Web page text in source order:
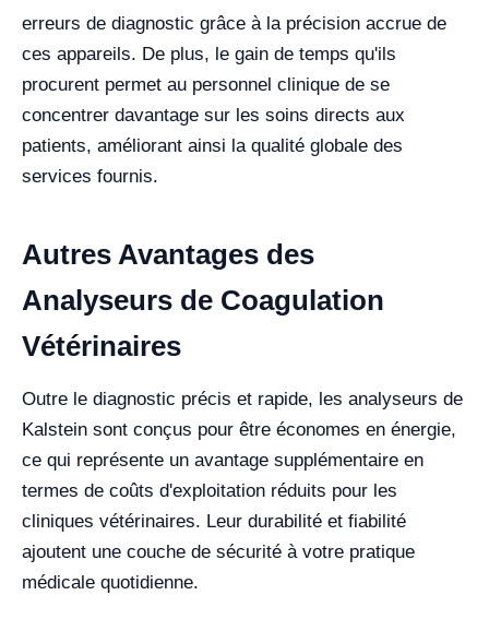
erreurs de diagnostic grâce à la précision accrue de
ces appareils. De plus, le gain de temps qu'ils
procurent permet au personnel clinique de se
concentrer davantage sur les soins directs aux
patients, améliorant ainsi la qualité globale des
services fournis.
Autres Avantages des
Analyseurs de Coagulation
Vétérinaires
Outre le diagnostic précis et rapide, les analyseurs de
Kalstein sont conçus pour être économes en énergie,
ce qui représente un avantage supplémentaire en
termes de coûts d'exploitation réduits pour les
cliniques vétérinaires. Leur durabilité et fiabilité
ajoutent une couche de sécurité à votre pratique
médicale quotidienne.